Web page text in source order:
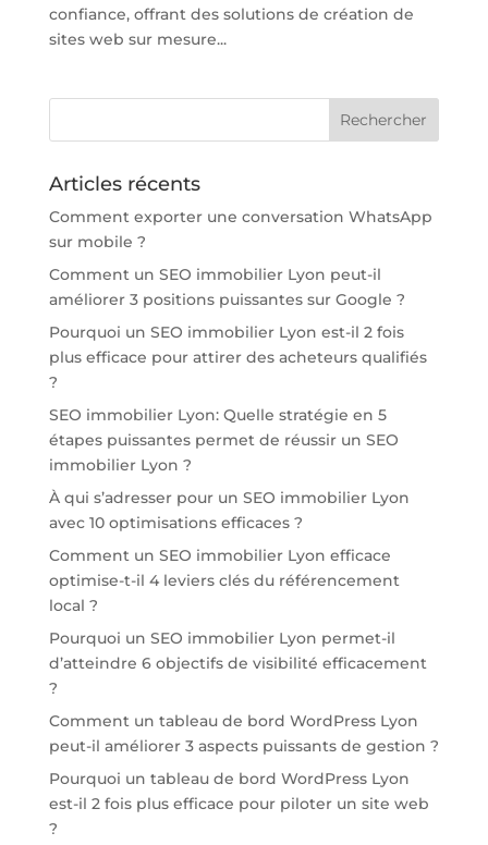
confiance, offrant des solutions de création de
sites web sur mesure...
Articles récents
Comment exporter une conversation WhatsApp
sur mobile ?
Comment un SEO immobilier Lyon peut-il
améliorer 3 positions puissantes sur Google ?
Pourquoi un SEO immobilier Lyon est-il 2 fois
plus efficace pour attirer des acheteurs qualifiés
?
SEO immobilier Lyon: Quelle stratégie en 5
étapes puissantes permet de réussir un SEO
immobilier Lyon ?
À qui s’adresser pour un SEO immobilier Lyon
avec 10 optimisations efficaces ?
Comment un SEO immobilier Lyon efficace
optimise-t-il 4 leviers clés du référencement
local ?
Pourquoi un SEO immobilier Lyon permet-il
d’atteindre 6 objectifs de visibilité efficacement
?
Comment un tableau de bord WordPress Lyon
peut-il améliorer 3 aspects puissants de gestion ?
Pourquoi un tableau de bord WordPress Lyon
est-il 2 fois plus efficace pour piloter un site web
?